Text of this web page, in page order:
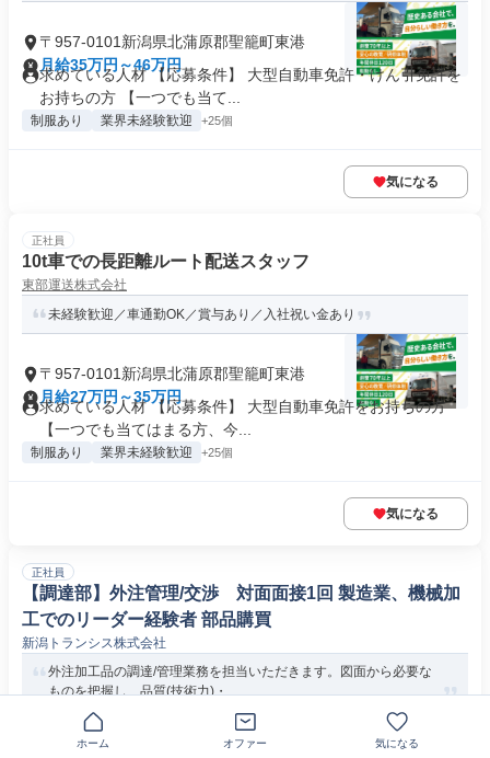
〒957-0101新潟県北蒲原郡聖籠町東港
月給35万円～46万円
求めている人材 【応募条件】 大型自動車免許・けん引免許を
お持ちの方 【一つでも当て...
制服あり 業界未経験歓迎 +25個
気になる
正社員
10t車での長距離ルート配送スタッフ
東部運送株式会社
未経験歓迎／車通勤OK／賞与あり／入社祝い金あり
〒957-0101新潟県北蒲原郡聖籠町東港
月給27万円～35万円
求めている人材 【応募条件】 大型自動車免許をお持ちの方
【一つでも当てはまる方、今...
制服あり 業界未経験歓迎 +25個
気になる
正社員
【調達部】外注管理/交渉 対面面接1回 製造業、機械加
工でのリーダー経験者 部品購買
新潟トランシス株式会社
外注加工品の調達/管理業務を担当いただきます。図面から必要な
ものを把握し、品質(技術力)・...
新潟県北蒲原郡
月給30万円～40万円
必要な経験・能力等 【いずれか必須】・製造業における外注
ホーム オファー 気になる